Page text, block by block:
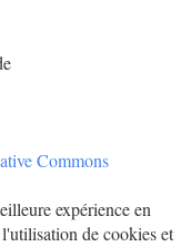
Commons
expérience en
de cookies et